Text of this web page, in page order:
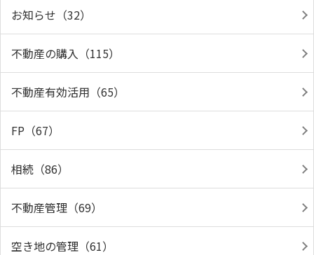
お知らせ（32）
不動産の購入（115）
不動産有効活用（65）
FP（67）
相続（86）
不動産管理（69）
空き地の管理（61）